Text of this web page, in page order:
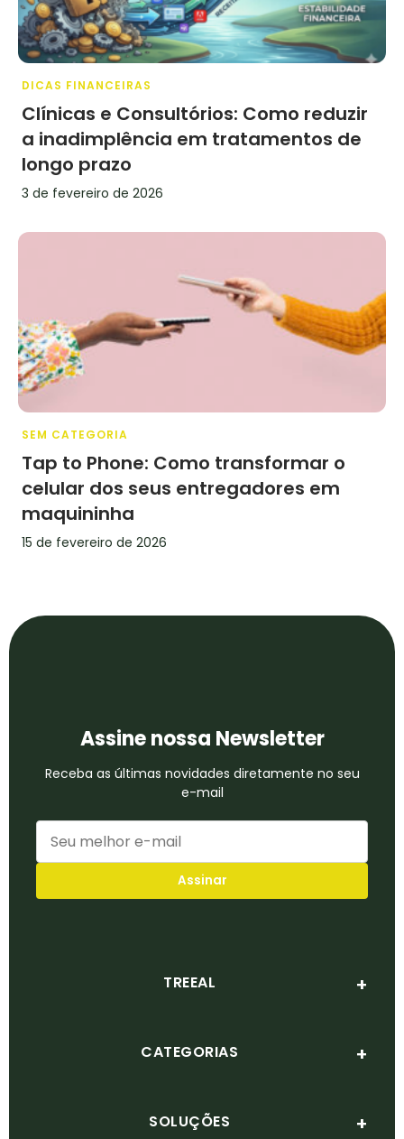
DICAS FINANCEIRAS
Clínicas e Consultórios: Como reduzir
a inadimplência em tratamentos de
longo prazo
3 de fevereiro de 2026
SEM CATEGORIA
Tap to Phone: Como transformar o
celular dos seus entregadores em
maquininha
15 de fevereiro de 2026
Assine nossa Newsletter
Receba as últimas novidades diretamente no seu
e-mail
Assinar
TREEAL
Diferenciais
CATEGORIAS
Meios de pagamento
SOLUÇÕES